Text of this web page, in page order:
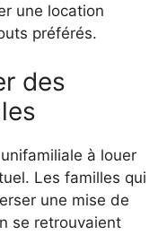
une location
préférés.
des
à louer
Les familles qui
une mise de
se retrouvaient